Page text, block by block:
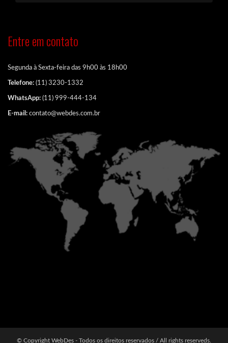
Entre em contato
Segunda à Sexta-feira das 9h00 às 18h00
Telefone: (11) 3230-1332
WhatsApp: (11) 999-444-134
E-mail: contato@webdes.com.br
© Copyright WebDes - Todos os direitos reservados / All rights reserveds.